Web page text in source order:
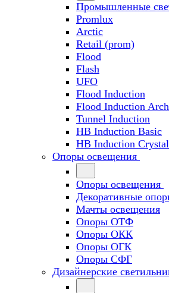
Промышленные
Promlux
Arctic
Retail (prom)
Flood
Flash
UFO
Flood Induction
Flood Induction Arch
Tunnel Induction
HB Induction Basic
HB Induction Crystal
Опоры освещения
Опоры освещения
Декоративные
Мачты освещения
Опоры ОТФ
Опоры ОКК
Опоры ОГК
Опоры СФГ
Дизайнерские